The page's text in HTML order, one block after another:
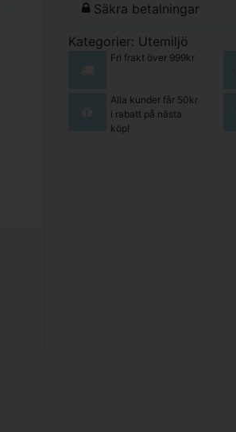
Säkra betalningar
Kategorier: Utemiljö
Fri frakt över 999kr
Alla kunder får 50kr
i rabatt på nästa
köp!